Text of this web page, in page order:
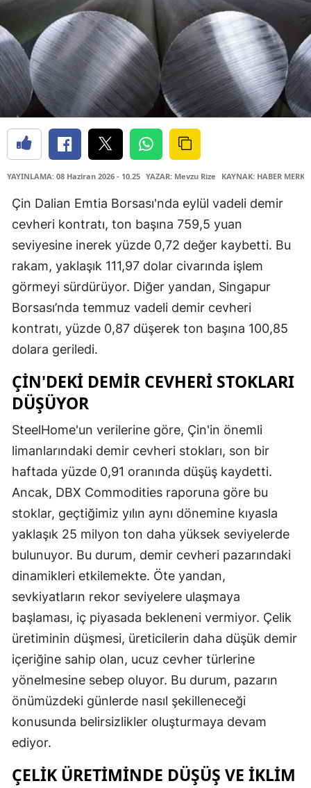
YAYINLAMA: 08 Haziran 2026 - 10.25 YAZAR: Mevzu Rize KAYNAK: HABER
Çin Dalian Emtia Borsası'nda eylül vadeli demir
cevheri kontratı, ton başına 759,5 yuan
seviyesine inerek yüzde 0,72 değer kaybetti. Bu
rakam, yaklaşık 111,97 dolar civarında işlem
görmeyi sürdürüyor. Diğer yandan, Singapur
Borsası’nda temmuz vadeli demir cevheri
kontratı, yüzde 0,87 düşerek ton başına 100,85
dolara geriledi.
ÇIN'DEKI DEMIR CEVHERI STOKLARI
DÜŞÜYOR
SteelHome'un verilerine göre, Çin'in önemli
limanlarındaki demir cevheri stokları, son bir
haftada yüzde 0,91 oranında düşüş kaydetti.
Ancak, DBX Commodities raporuna göre bu
stoklar, geçtiğimiz yılın aynı dönemine kıyasla
yaklaşık 25 milyon ton daha yüksek seviyelerde
bulunuyor. Bu durum, demir cevheri pazarındaki
dinamikleri etkilemekte. Öte yandan,
sevkiyatların rekor seviyelere ulaşmaya
başlaması, iç piyasada bekleneni vermiyor. Çelik
üretiminin düşmesi, üreticilerin daha düşük demir
içeriğine sahip olan, ucuz cevher türlerine
yönelmesine sebep oluyor. Bu durum, pazarın
önümüzdeki günlerde nasıl şekilleneceği
konusunda belirsizlikler oluşturmaya devam
ediyor.
ÇELIK ÜRETIMINDE DÜŞÜŞ VE İKLIM